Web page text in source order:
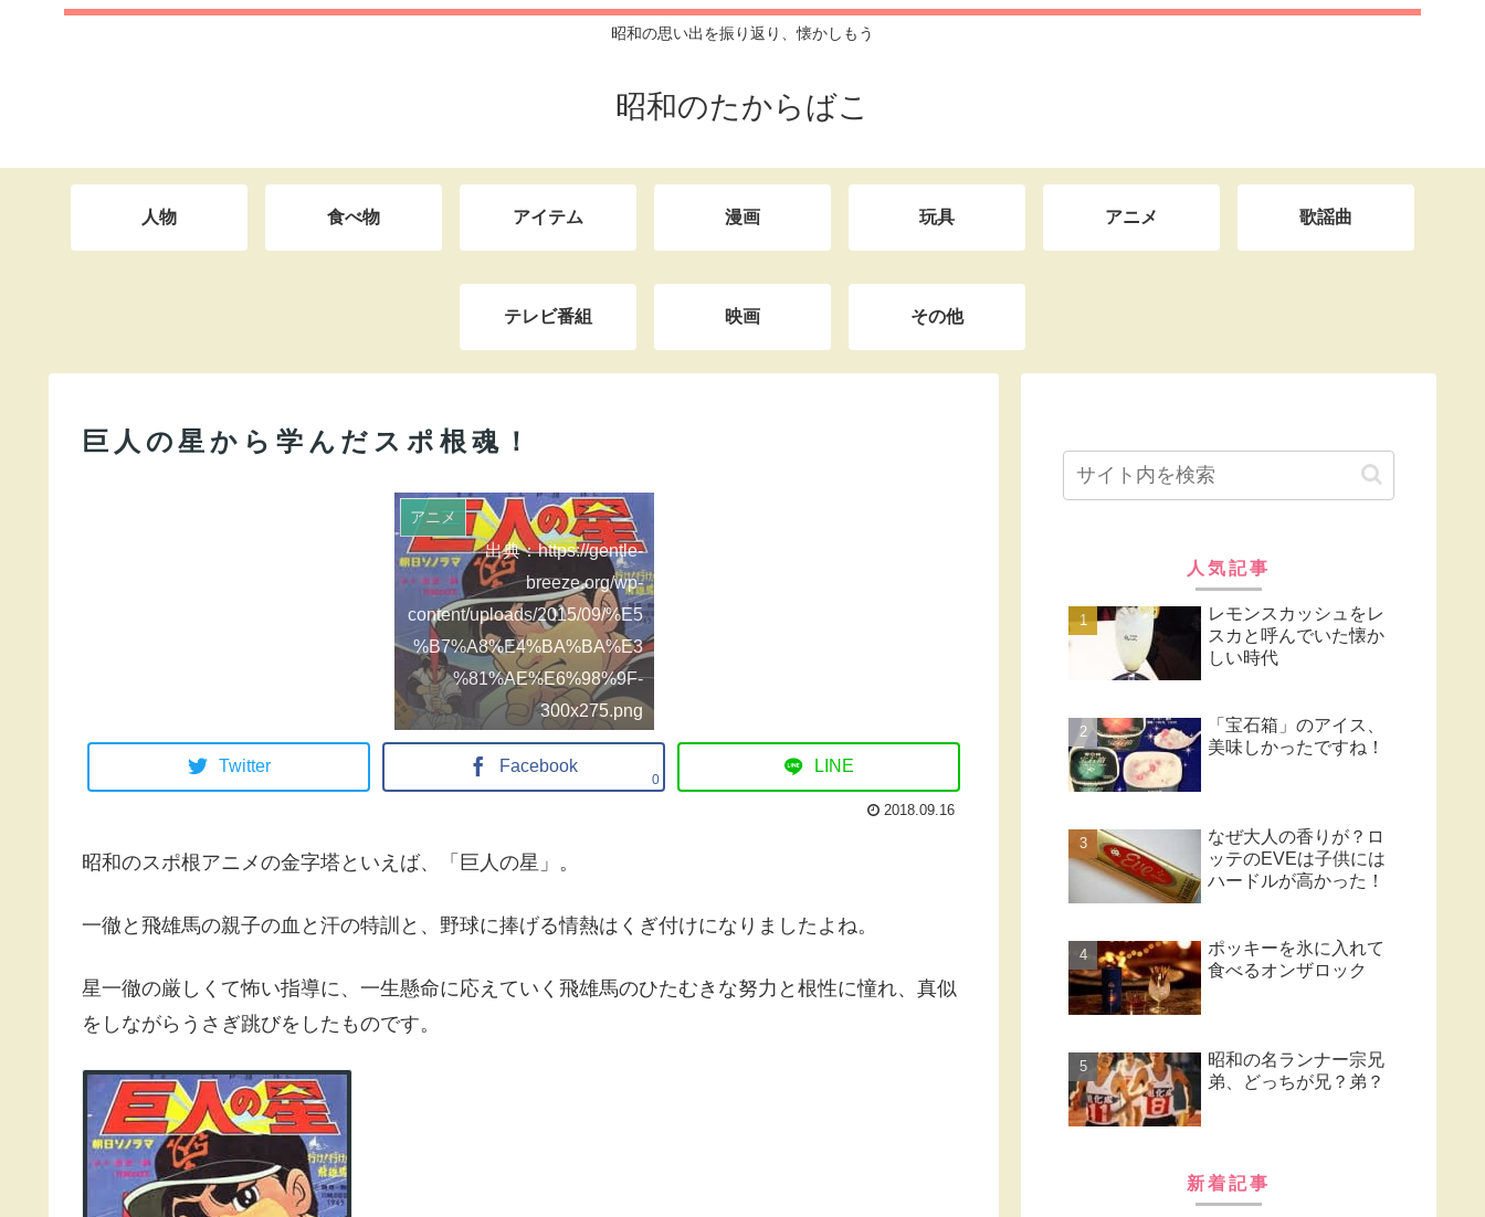
昭和の思い出を振り返り、懐かしもう
昭和のたからばこ
人物 食べ物 アイテム 漫画 玩具 アニメ 歌謡曲
テレビ番組 映画 その他
巨人の星から学んだスポ根魂！
アニメ
出典：https://gentle-
breeze.org/wp-
content/uploads/2015/09/%E5
%B7%A8%E4%BA%BA%E3
%81%AE%E6%98%9F-
300x275.png
Twitter Facebook
0
LINE
2018.09.16
昭和のスポ根アニメの金字塔といえば、「巨人の星」。
一徹と飛雄馬の親子の血と汗の特訓と、野球に捧げる情熱はくぎ付けになりましたよね。
星一徹の厳しくて怖い指導に、一生懸命に応えていく飛雄馬のひたむきな努力と根性に憧れ、真似
をしながらうさぎ跳びをしたものです。
人気記事
レモンスカッシュをレ
スカと呼んでいた懐か
しい時代
「宝石箱」のアイス、
美味しかったですね！
なぜ大人の香りが？ロ
ッテのEVEは子供には
ハードルが高かった！
ポッキーを氷に入れて
食べるオンザロック
昭和の名ランナー宗兄
弟、どっちが兄？弟？
新着記事